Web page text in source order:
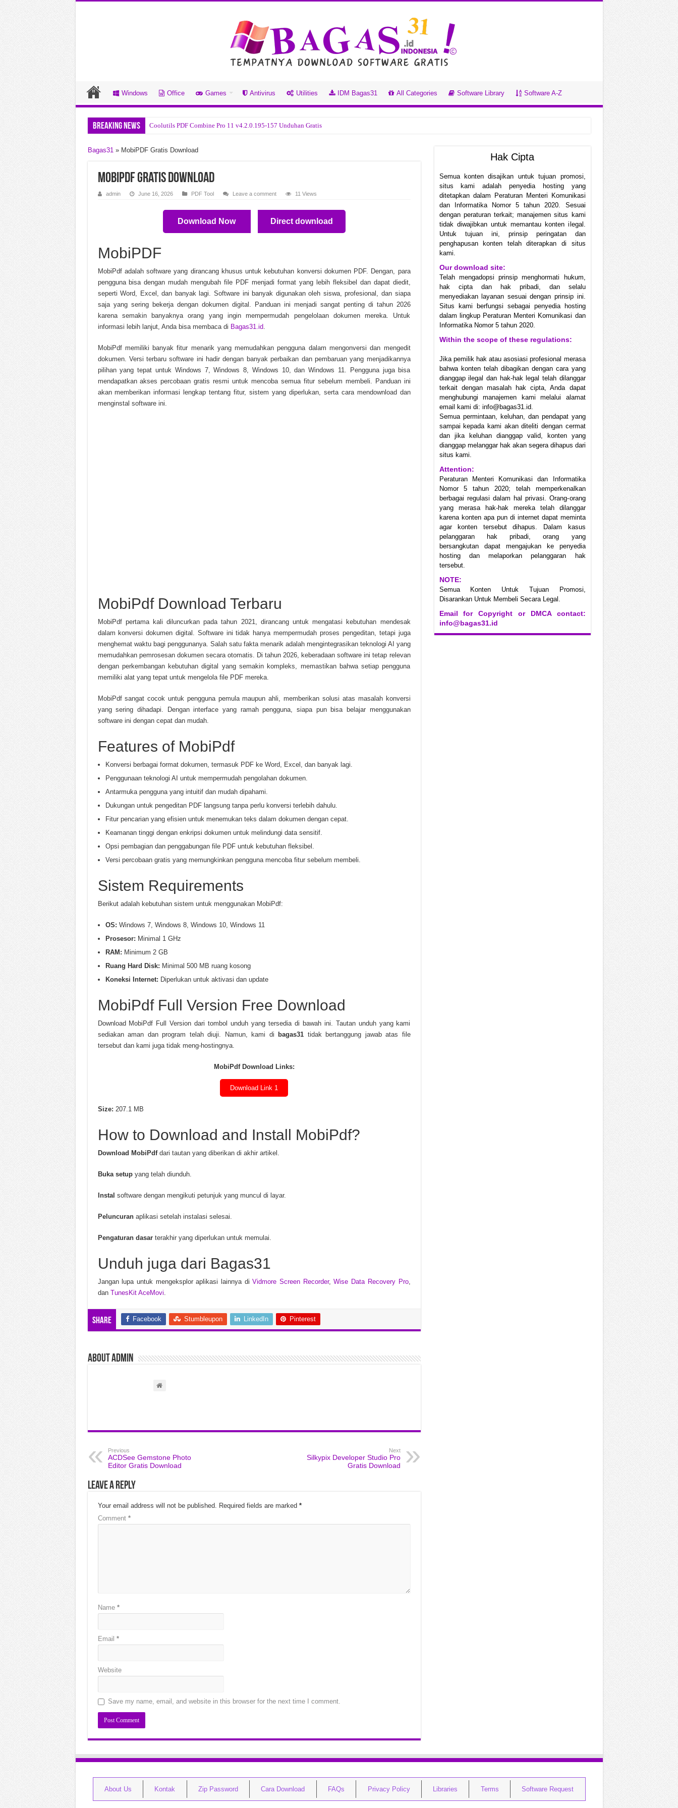
Windows Office Games Antivirus Utilities IDM Bagas31 All Categories Software Library Software A-Z
Breaking News Coolutils PDF Combine Pro 11 v4.2.0.195-157 Unduhan Gratis
DYSPLACED v0.7.7.2 Unduhan Gratis
CloverPit Build 22785177 Unduhan Gratis
Draft Day Sports Pro Basketball 2026 Build 22850489 Unduhan Gratis
Call to Arms Gates of Hell Ostfront v1.064.0 Unduhan Gratis
Chinese Frontiers v2.3.2582 Unduhan Gratis
Bagas31» MobiPDF Gratis Download
MobiPDF Gratis Download
admin June 16, 2026 PDF Tool Leave a comment 11 Views
Download Now Direct download
MobiPDF
MobiPdf adalah software yang dirancang khusus untuk kebutuhan konversi dokumen PDF. Dengan, para
pengguna bisa dengan mudah mengubah file PDF menjadi format yang lebih fleksibel dan dapat diedit,
seperti Word, Excel, dan banyak lagi. Software ini banyak digunakan oleh siswa, profesional, dan siapa
saja yang sering bekerja dengan dokumen digital. Panduan ini menjadi sangat penting di tahun 2026
karena semakin banyaknya orang yang ingin mempermudah pengelolaan dokumen mereka. Untuk
informasi lebih lanjut, Anda bisa membaca di Bagas31.id.
MobiPdf memiliki banyak fitur menarik yang memudahkan pengguna dalam mengonversi dan mengedit
dokumen. Versi terbaru software ini hadir dengan banyak perbaikan dan pembaruan yang menjadikannya
pilihan yang tepat untuk Windows 7, Windows 8, Windows 10, dan Windows 11. Pengguna juga bisa
mendapatkan akses percobaan gratis resmi untuk mencoba semua fitur sebelum membeli. Panduan ini
akan memberikan informasi lengkap tentang fitur, sistem yang diperlukan, serta cara mendownload dan
menginstal software ini.
MobiPdf Download Terbaru
MobiPdf pertama kali diluncurkan pada tahun 2021, dirancang untuk mengatasi kebutuhan mendesak
dalam konversi dokumen digital. Software ini tidak hanya mempermudah proses pengeditan, tetapi juga
menghemat waktu bagi penggunanya. Salah satu fakta menarik adalah mengintegrasikan teknologi AI yang
memudahkan pemrosesan dokumen secara otomatis. Di tahun 2026, keberadaan software ini tetap relevan
dengan perkembangan kebutuhan digital yang semakin kompleks, memastikan bahwa setiap pengguna
memiliki alat yang tepat untuk mengelola file PDF mereka.
MobiPdf sangat cocok untuk pengguna pemula maupun ahli, memberikan solusi atas masalah konversi
yang sering dihadapi. Dengan interface yang ramah pengguna, siapa pun bisa belajar menggunakan
software ini dengan cepat dan mudah.
Features of MobiPdf
Konversi berbagai format dokumen, termasuk PDF ke Word, Excel, dan banyak lagi.
Penggunaan teknologi AI untuk mempermudah pengolahan dokumen.
Antarmuka pengguna yang intuitif dan mudah dipahami.
Dukungan untuk pengeditan PDF langsung tanpa perlu konversi terlebih dahulu.
Fitur pencarian yang efisien untuk menemukan teks dalam dokumen dengan cepat.
Keamanan tinggi dengan enkripsi dokumen untuk melindungi data sensitif.
Opsi pembagian dan penggabungan file PDF untuk kebutuhan fleksibel.
Versi percobaan gratis yang memungkinkan pengguna mencoba fitur sebelum membeli.
Sistem Requirements
Berikut adalah kebutuhan sistem untuk menggunakan MobiPdf:
OS: Windows 7, Windows 8, Windows 10, Windows 11
Prosesor: Minimal 1 GHz
RAM: Minimum 2 GB
Ruang Hard Disk: Minimal 500 MB ruang kosong
Koneksi Internet: Diperlukan untuk aktivasi dan update
MobiPdf Full Version Free Download
Download MobiPdf Full Version dari tombol unduh yang tersedia di bawah ini. Tautan unduh yang kami
sediakan aman dan program telah diuji. Namun, kami di bagas31 tidak bertanggung jawab atas file
tersebut dan kami juga tidak meng-hostingnya.
MobiPdf Download Links:
Download Link 1
Size: 207.1 MB
How to Download and Install MobiPdf?
Download MobiPdfdari tautan yang diberikan di akhir artikel.
Buka setupyang telah diunduh.
Instal software dengan mengikuti petunjuk yang muncul di layar.
Peluncuranaplikasi setelah instalasi selesai.
Pengaturan dasarterakhir yang diperlukan untuk memulai.
Unduh juga dari Bagas31
Jangan lupa untuk mengeksplor aplikasi lainnya diVidmore Screen Recorder,Wise Data Recovery Pro,
dan TunesKit AceMovi
Share Facebook Stumbleupon LinkedIn Pinterest
About admin
Previous
ACDSee Gemstone Photo
Editor Gratis Download
Next
Silkypix Developer Studio Pro
Gratis Download
Leave a Reply
Your email address will not be published. Required fields are marked *
Comment *
Name *
Email *
Website
Save my name, email, and website in this browser for the next time I comment.
Hak Cipta
Semua konten disajikan untuk tujuan promosi,
situs kami adalah penyedia hosting yang
ditetapkan dalam Peraturan Menteri Komunikasi
dan Informatika Nomor 5 tahun 2020. Sesuai
dengan peraturan terkait; manajemen situs kami
tidak diwajibkan untuk memantau konten ilegal.
Untuk tujuan ini, prinsip peringatan dan
penghapusan konten telah diterapkan di situs
kami.
Our download site:
Telah mengadopsi prinsip menghormati hukum,
hak cipta dan hak pribadi, dan selalu
menyediakan layanan sesuai dengan prinsip ini.
Situs kami berfungsi sebagai penyedia hosting
dalam lingkup Peraturan Menteri Komunikasi dan
Informatika Nomor 5 tahun 2020.
Within the scope of these regulations:
Jika pemilik hak atau asosiasi profesional merasa
bahwa konten telah dibagikan dengan cara yang
dianggap ilegal dan hak-hak legal telah dilanggar
terkait dengan masalah hak cipta, Anda dapat
menghubungi manajemen kami melalui alamat
email kami di: info@bagas31.id.
Semua permintaan, keluhan, dan pendapat yang
sampai kepada kami akan diteliti dengan cermat
dan jika keluhan dianggap valid, konten yang
dianggap melanggar hak akan segera dihapus dari
situs kami.
Attention:
Peraturan Menteri Komunikasi dan Informatika
Nomor 5 tahun 2020; telah memperkenalkan
berbagai regulasi dalam hal privasi. Orang-orang
yang merasa hak-hak mereka telah dilanggar
karena konten apa pun di internet dapat meminta
agar konten tersebut dihapus. Dalam kasus
pelanggaran hak pribadi, orang yang
bersangkutan dapat mengajukan ke penyedia
hosting dan melaporkan pelanggaran hak
tersebut.
NOTE:
Semua Konten Untuk Tujuan Promosi,
Disarankan Untuk Membeli Secara Legal.
Email for Copyright or DMCA contact:
info@bagas31.id
About Us Kontak Zip Password Cara Download FAQs Privacy Policy Libraries Terms Software Request